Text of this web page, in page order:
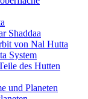
Shaddaa
von Nal Hutta
System
des Hutten
und Planeten